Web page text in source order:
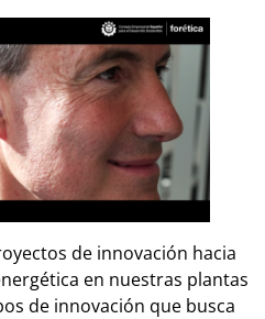
de innovación hacia
en nuestras plantas
de innovación que busca